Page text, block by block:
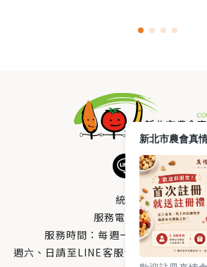
統編：33378005
服務電話：0800-666-
服務時間：每週一至週五AM 8：
週六、日請至LINE客服留言 LINE@
新北市農會真